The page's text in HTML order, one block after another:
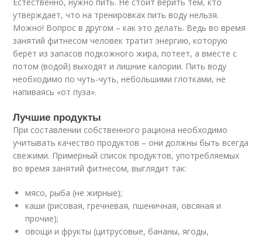
утверждает, что на тренировках пить воду нельзя.
Можно! Вопрос в другом – как это делать. Ведь во время
занятий фитнесом человек тратит энергию, которую
берёт из запасов подкожного жира, потеет, а вместе с
потом (водой) выходят и лишние калории. Пить воду
необходимо по чуть-чуть, небольшими глотками, не
напиваясь «от пуза».
Лучшие продукты
При составлении собственного рациона необходимо
учитывать качество продуктов – они должны быть всегда
свежими. Примерный список продуктов, употребляемых
во время занятий фитнесом, выглядит так:
мясо, рыба (не жирные);
каши (рисовая, гречневая, пшеничная, овсяная и
прочие);
овощи и фрукты (цитрусовые, бананы, ягоды,